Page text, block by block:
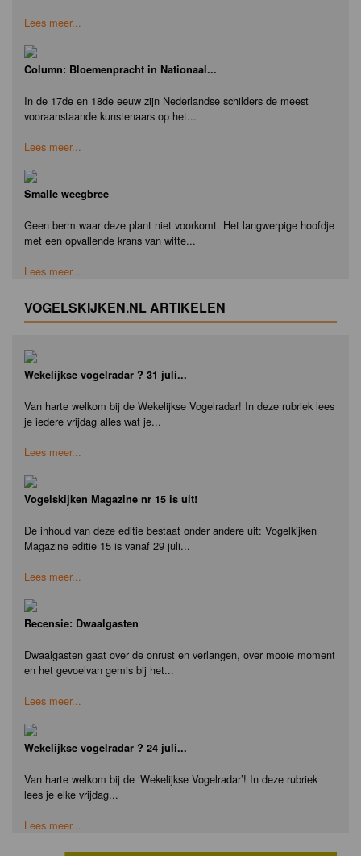
Lees meer...
Column: Bloemenpracht in Nationaal...
In de 17de en 18de eeuw zijn Nederlandse schilders de meest
vooraanstaande kunstenaars op het...
Lees meer...
Smalle weegbree
Geen berm waar deze plant niet voorkomt. Het langwerpige hoofdje
met een opvallende krans van witte...
Lees meer...
VOGELSKIJKEN.NL ARTIKELEN
Wekelijkse vogelradar ? 31 juli...
Van harte welkom bij de Wekelijkse Vogelradar! In deze rubriek lees
je iedere vrijdag alles wat je...
Lees meer...
Vogelskijken Magazine nr 15 is uit!
De inhoud van deze editie bestaat onder andere uit: Vogelkijken
Magazine editie 15 is vanaf 29 juli...
Lees meer...
Recensie: Dwaalgasten
Dwaalgasten gaat over de onrust en verlangen, over mooie moment
en het gevoelvan gemis bij het...
Lees meer...
Wekelijkse vogelradar ? 24 juli...
Van harte welkom bij de ‘Wekelijkse Vogelradar’! In deze rubriek
lees je elke vrijdag...
Lees meer...